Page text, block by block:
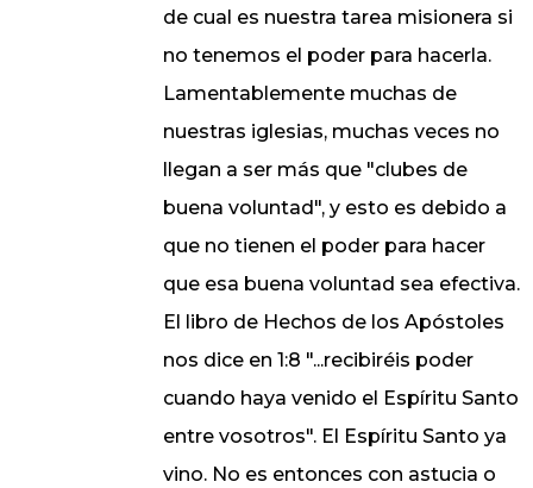
de cual es nuestra tarea misionera si
no tenemos el poder para hacerla.
Lamentablemente muchas de
nuestras iglesias, muchas veces no
llegan a ser más que "clubes de
buena voluntad", y esto es debido a
que no tienen el poder para hacer
que esa buena voluntad sea efectiva.
El libro de Hechos de los Apóstoles
nos dice en 1:8 "...recibiréis poder
cuando haya venido el Espíritu Santo
entre vosotros". El Espíritu Santo ya
vino. No es entonces con astucia o